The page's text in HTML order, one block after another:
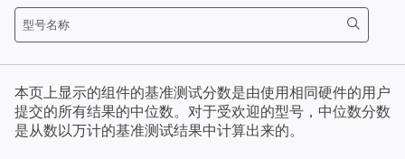
本页上显示的组件的基准测试分数是由使用相同硬件的用户
提交的所有结果的中位数。对于受欢迎的型号，中位数分数
是从数以万计的基准测试结果中计算出来的。